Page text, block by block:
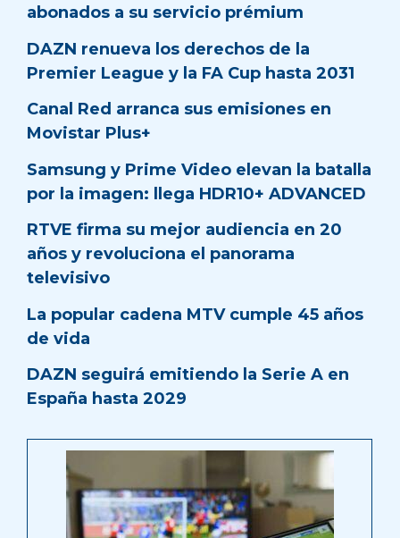
abonados a su servicio prémium
DAZN renueva los derechos de la
Premier League y la FA Cup hasta 2031
Canal Red arranca sus emisiones en
Movistar Plus+
Samsung y Prime Video elevan la batalla
por la imagen: llega HDR10+ ADVANCED
RTVE firma su mejor audiencia en 20
años y revoluciona el panorama
televisivo
La popular cadena MTV cumple 45 años
de vida
DAZN seguirá emitiendo la Serie A en
España hasta 2029